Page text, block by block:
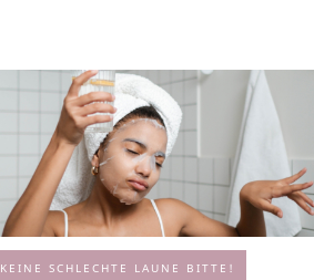
KEINE SCHLECHTE LAUNE BITTE!